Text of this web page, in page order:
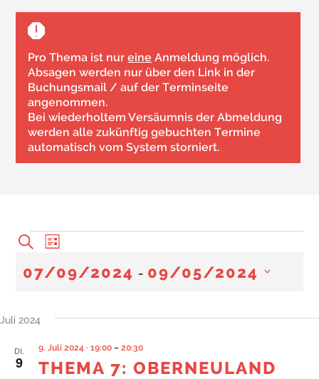
Pro Thema ist nureine Anmeldung möglich.
Absagen werden nur über den Link in der
Buchungsmail / auf der Terminseite
angenommen.
Bei wiederholtem Versäumnis der Abmeldung
werden alle zukünftig gebuchten Termine
automatisch vom System storniert.
Veranstaltungen
Veranstaltungen
und
Navigation
SucheVeranstaltung
Ansichten-
Navigation
Liste
07/09/2024 - 09/05/2024
Juli 2024
DI.
9 THEMA 7: OBERNEULAND
9. Juli 2024 · 19:00 – 20:30